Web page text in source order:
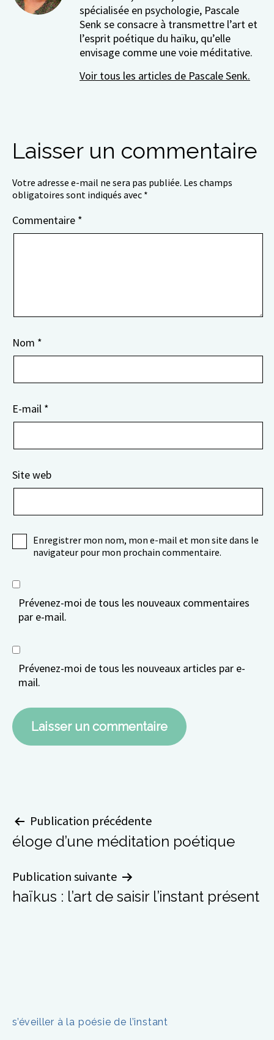
spécialisée en psychologie, Pascale
Senk se consacre à transmettre l’art et
l’esprit poétique du haïku, qu’elle
envisage comme une voie méditative.
Voir tous les articles de Pascale Senk.
Laisser un commentaire
Votre adresse e-mail ne sera pas publiée. Les champs
obligatoires sont indiqués avec *
Commentaire *
Nom *
E-mail *
Site web
Enregistrer mon nom, mon e-mail et mon site dans le
navigateur pour mon prochain commentaire.
Prévenez-moi de tous les nouveaux commentaires
par e-mail.
Prévenez-moi de tous les nouveaux articles par e-
mail.
Navigation
de
l’article
Publication précédente
éloge d’une méditation poétique
Publication suivante
haïkus : l’art de saisir l’instant présent
s’éveiller à la poésie de l’instant